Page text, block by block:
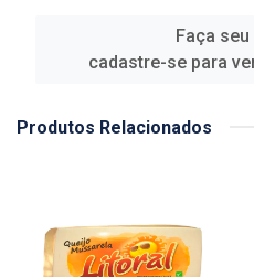
Faça
cadastre-se para
Produtos Relacionados